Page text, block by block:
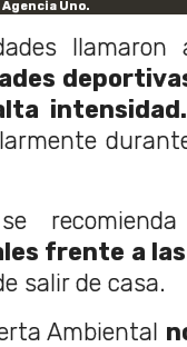
Agencia Uno.
llamaron
intensidad.
frente a
salir de casa.
Ambiental